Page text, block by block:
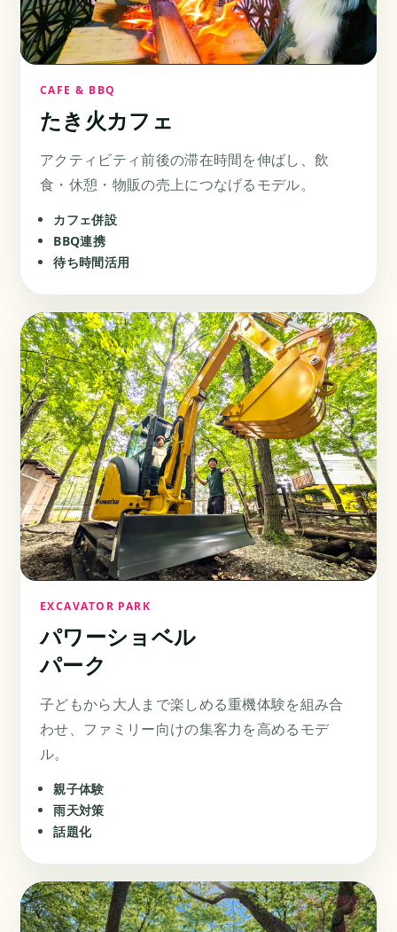
CAFE & BBQ
たき火カフェ
アクティビティ前後の滞在時間を伸ばし、飲
食・休憩・物販の売上につなげるモデル。
カフェ併設
BBQ連携
待ち時間活用
EXCAVATOR PARK
パワーショベル
パーク
子どもから大人まで楽しめる重機体験を組み合
わせ、ファミリー向けの集客力を高めるモデ
ル。
親子体験
雨天対策
話題化